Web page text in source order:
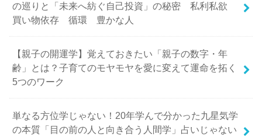
の巡りと「未来へ紡ぐ自己投資」の秘密 私利私欲
買い物依存 循環 豊かな人
【親子の開運学】覚えておきたい「親子の数字・年
齢」とは？子育てのモヤモヤを愛に変えて運命を拓く
5つのワーク
単なる方位学じゃない！20年学んで分かった九星気学
の本質「目の前の人と向き合う人間学」占いじゃない